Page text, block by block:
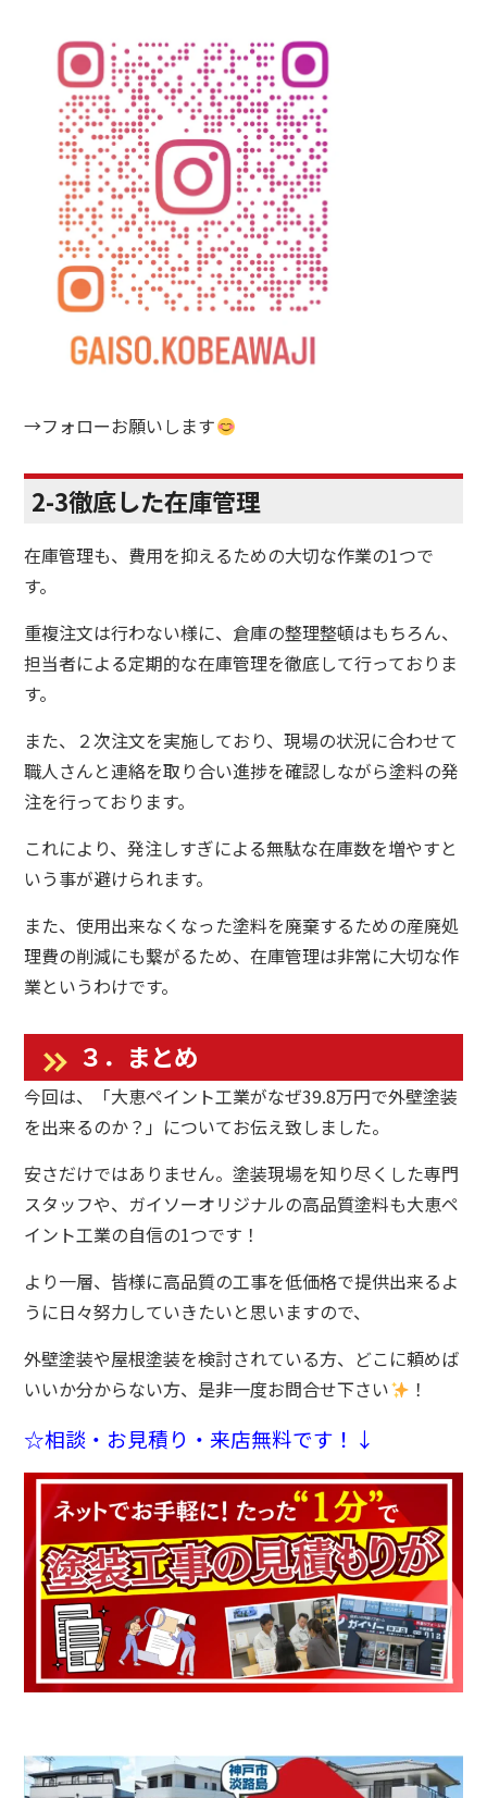
→フォローお願いします
2-3徹底した在庫管理
在庫管理も、費用を抑えるための大切な作業の1つで
す。
重複注文は行わない様に、倉庫の整理整頓はもちろん、
担当者による定期的な在庫管理を徹底して行っておりま
す。
また、２次注文を実施しており、現場の状況に合わせて
職人さんと連絡を取り合い進捗を確認しながら塗料の発
注を行っております。
これにより、発注しすぎによる無駄な在庫数を増やすと
いう事が避けられます。
また、使用出来なくなった塗料を廃棄するための産廃処
理費の削減にも繋がるため、在庫管理は非常に大切な作
業というわけです。
３．まとめ
今回は、「大恵ペイント工業がなぜ39.8万円で外壁塗装
を出来るのか？」についてお伝え致しました。
安さだけではありません。塗装現場を知り尽くした専門
スタッフや、ガイソーオリジナルの高品質塗料も大恵ペ
イント工業の自信の1つです！
より一層、皆様に高品質の工事を低価格で提供出来るよ
うに日々努力していきたいと思いますので、
外壁塗装や屋根塗装を検討されている方、どこに頼めば
いいか分からない方、是非一度お問合せ下さい
！
☆相談・お見積り・来店無料です！↓